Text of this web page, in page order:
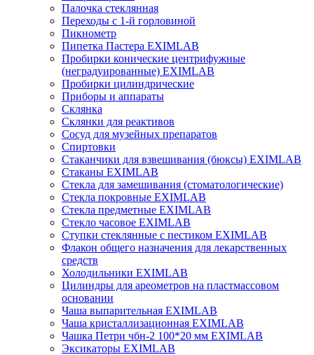
Палочка стеклянная
Переходы с 1-й горловиной
Пикнометр
Пипетка Пастера EXIMLAB
Пробирки конические центрифужные
(неградуированные) EXIMLAB
Пробирки цилиндрические
Приборы и аппараты
Склянка
Склянки для реактивов
Сосуд для музейных препаратов
Спиртовки
Стаканчики для взвешивания (бюксы) EXIMLAB
Стаканы EXIMLAB
Стекла для замешивания (стоматологические)
Стекла покровные EXIMLAB
Стекла предметные EXIMLAB
Стекло часовое EXIMLAB
Ступки стеклянные с пестиком EXIMLAB
Флакон общего назначения для лекарственных
средств
Холодильники EXIMLAB
Цилиндры для ареометров на пластмассовом
основании
Чаша выпарительная EXIMLAB
Чаша кристаллизационная EXIMLAB
Чашка Петри чбн-2 100*20 мм EXIMLAB
Эксикаторы EXIMLAB